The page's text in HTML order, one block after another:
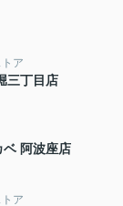
ア
三丁目店
ベ 阿波座店
ア